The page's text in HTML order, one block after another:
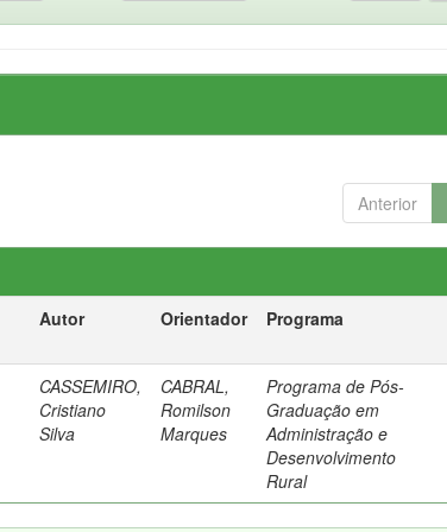
Anterior
Autor Orientador Programa
CASSEMIRO,
Cristiano
Silva
CABRAL,
Romilson
Marques
Programa de Pós-
Graduação em
Administração e
Desenvolvimento
Rural